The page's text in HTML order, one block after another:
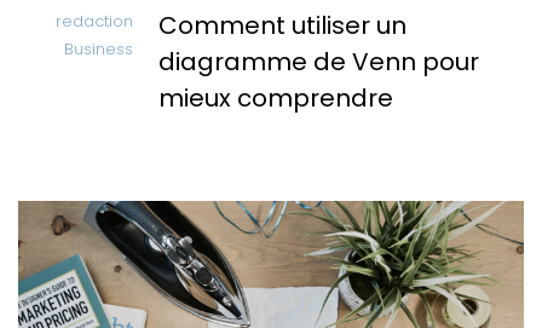
redaction
Business
Comment utiliser un
diagramme de Venn pour
mieux comprendre